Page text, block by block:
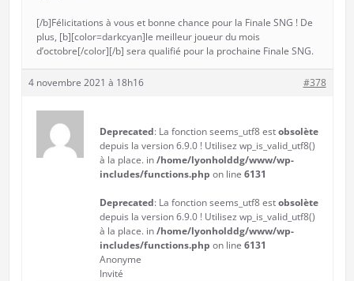
[/b]Félicitations à vous et bonne chance pour la Finale SNG ! De
plus, [b][color=darkcyan]le meilleur joueur du mois
d’octobre[/color][/b] sera qualifié pour la prochaine Finale SNG.
4 novembre 2021 à 18h16 #378
Deprecated: La fonction seems_utf8 estobsolète
depuis la version 6.9.0 ! Utilisez wp_is_valid_utf8()
à la place. in/home/lyonholddg/www/wp-
includes/functions.php on line 6131
Deprecated: La fonction seems_utf8 estobsolète
depuis la version 6.9.0 ! Utilisez wp_is_valid_utf8()
à la place. in/home/lyonholddg/www/wp-
includes/functions.php on line 6131
Anonyme
Invité